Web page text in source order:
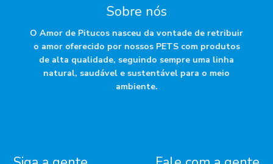
Sobre nós
O Amor de Pitucos nasceu da vontade de retribuir
o amor oferecido por nossos PETS com produtos
de alta qualidade, seguindo sempre uma linha
natural, saudável e sustentável para o meio
ambiente.